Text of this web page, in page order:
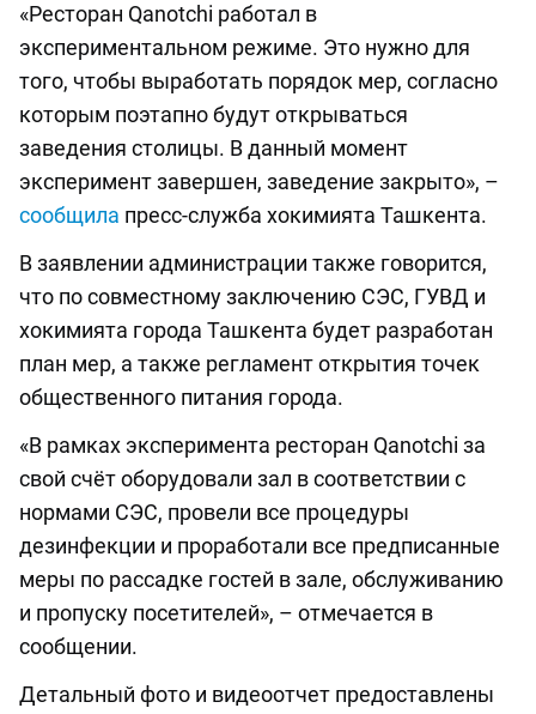
«Ресторан Qanotchi работал в
экспериментальном режиме. Это нужно для
того, чтобы выработать порядок мер, согласно
которым поэтапно будут открываться
заведения столицы. В данный момент
эксперимент завершен, заведение закрыто», –
сообщила пресс-служба хокимията Ташкента.
В заявлении администрации также говорится,
что по совместному заключению СЭС, ГУВД и
хокимията города Ташкента будет разработан
план мер, а также регламент открытия точек
общественного питания города.
«В рамках эксперимента ресторан Qanotchi за
свой счёт оборудовали зал в соответствии с
нормами СЭС, провели все процедуры
дезинфекции и проработали все предписанные
меры по рассадке гостей в зале, обслуживанию
и пропуску посетителей», – отмечается в
сообщении.
Детальный фото и видеоотчет предоставлены